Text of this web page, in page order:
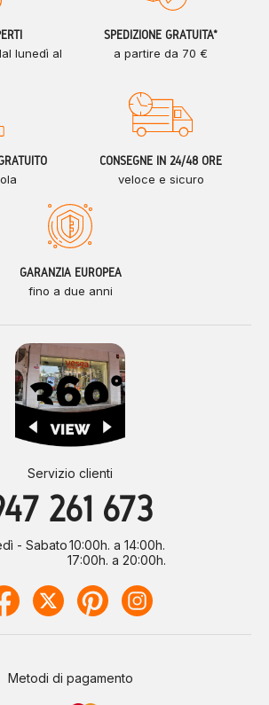
lunedì al
SPEDIZIONE GRATUITA*
a partire da 70 €
CONSEGNE IN 24/48 ORE
veloce e sicuro
GARANZIA EUROPEA
fino a due anni
Servizio clienti
261 673
- Sabato10:00h. a 14:00h.
17:00h. a 20:00h.
Metodi di pagamento